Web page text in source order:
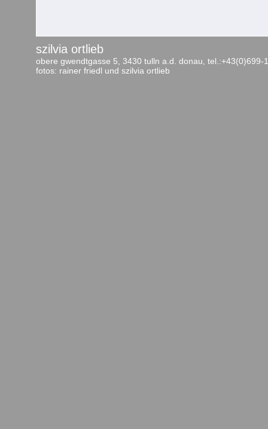
szilvia ortlieb
obere gwendtgasse 5, 3430 tulln a.d. donau, tel.:+43(0)699-
fotos: rainer friedl und szilvia ortlieb